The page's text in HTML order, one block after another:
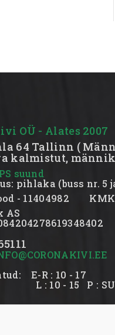
OÜ - Alates 2007
64 Tallinn (
kalmistut,
suund
pihlaka (buss nr. 5
- 11404982 KMKR
AS
E-R : 10 - 17
- 15 P :